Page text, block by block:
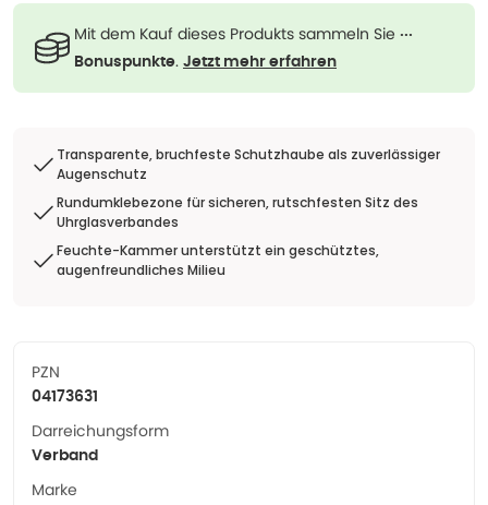
Mit dem Kauf dieses Produkts sammeln Sie ···
Bonuspunkte. Jetzt mehr erfahren
Transparente, bruchfeste Schutzhaube als zuverlässiger
Augenschutz
Rundumklebezone für sicheren, rutschfesten Sitz des
Uhrglasverbandes
Feuchte-Kammer unterstützt ein geschütztes,
augenfreundliches Milieu
PZN
04173631
Darreichungsform
Verband
Marke